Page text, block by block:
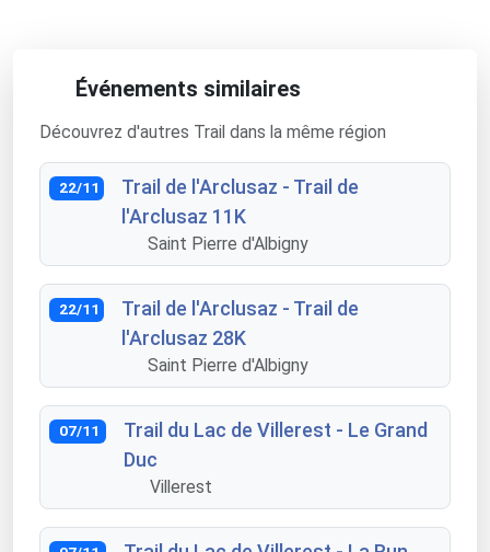
Événements similaires
Découvrez d'autres Trail dans la même région
22/11
Trail de l'Arclusaz - Trail de
l'Arclusaz 11K
Saint Pierre d'Albigny
22/11
Trail de l'Arclusaz - Trail de
l'Arclusaz 28K
Saint Pierre d'Albigny
07/11
Trail du Lac de Villerest - Le Grand
Duc
Villerest